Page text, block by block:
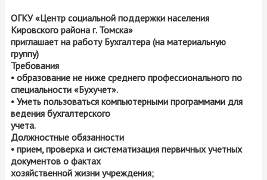
ОГКУ «Центр социальной поддержки населения
Кировского района г. Томска»
приглашает на работу Бухгалтера (на материальную
группу)
Требования
• образование не ниже среднего профессионального по
специальности «Бухучет».
• Уметь пользоваться компьютерными программами для
ведения бухгалтерского
учета.
Должностные обязанности
• прием, проверка и систематизация первичных учетных
документов о фактах
хозяйственной жизни учреждения;